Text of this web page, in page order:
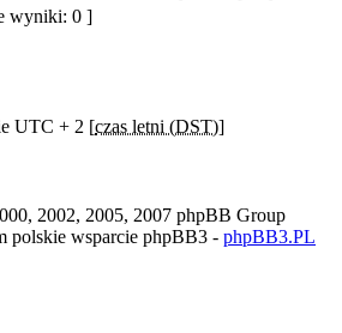
wyniki: 0 ]
UTC + 2 [czas letni (DST)]
2002, 2005, 2007 phpBB Group
polskie wsparcie phpBB3 - phpBB3.PL